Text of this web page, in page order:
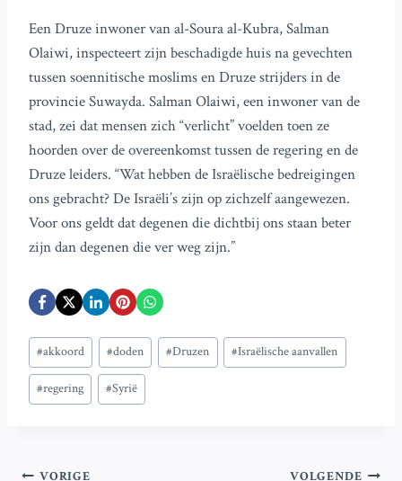
Een Druze inwoner van al-Soura al-Kubra, Salman
Olaiwi, inspecteert zijn beschadigde huis na gevechten
tussen soennitische moslims en Druze strijders in de
provincie Suwayda. Salman Olaiwi, een inwoner van de
stad, zei dat mensen zich “verlicht” voelden toen ze
hoorden over de overeenkomst tussen de regering en de
Druze leiders. “Wat hebben de Israëlische bedreigingen
ons gebracht? De Israëli’s zijn op zichzelf aangewezen.
Voor ons geldt dat degenen die dichtbij ons staan beter
zijn dan degenen die ver weg zijn.”
Bericht
tags:
#akkoord #doden #Druzen #Israëlische aanvallen
#regering #Syrië
VORIGE VOLGENDE